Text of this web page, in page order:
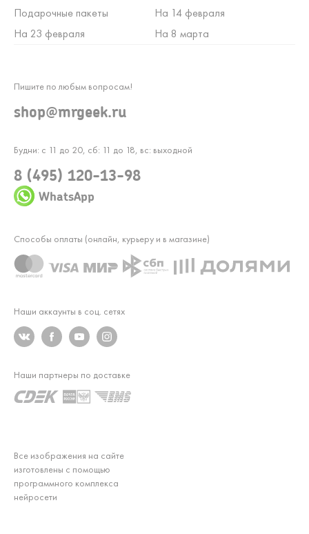
Подарочные пакеты
На 14 февраля
На 23 февраля
На 8 марта
Будни: с 11 до 20, сб: 11 до 18, вс: выходной
8 (495) 120-13-98
WhatsApp
Пишите по любым вопросам!
shop@mrgeek.ru
Наши аккаунты в соц. сетях
Все изображения на сайте
изготовлены с помощью
программного комплекса
нейросети
Способы оплаты (онлайн, курьеру и в магазине)
Наши партнеры по доставке